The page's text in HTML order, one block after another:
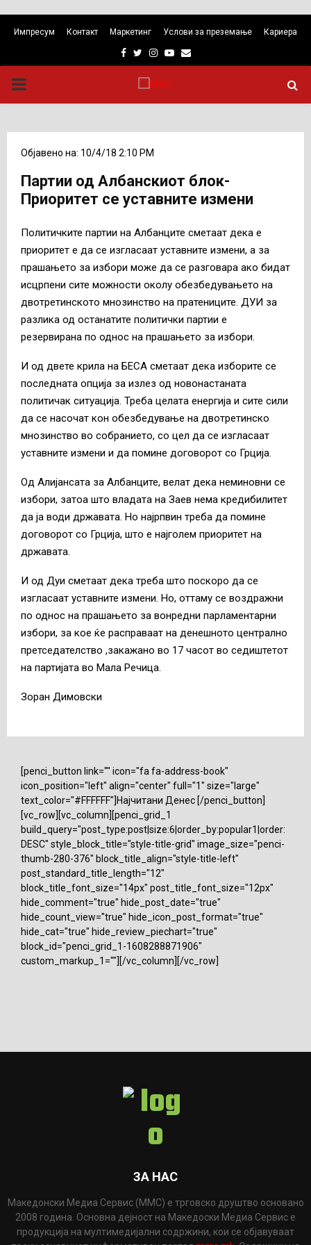
Импресум Контакт Маркетинг Услови за преземање Кариера
Facebook
TwitterInstagram
Youtube
Email
PRIMARY
Објавено на: 10/4/18 2:10 PM
Партии од Албанскиот блок-
Приоритет се уставните измени
Политичките партии на Албанците сметаат дека е
приоритет е да се изгласаат уставните измени, а за
прашањето за избори може да се разговара ако бидат
исцрпени сите можности околу обезбедувањето на
двотретинското мнозинство на пратениците. ДУИ за
разлика од останатите политички партии е
резервирана по однос на прашањето за избори.
И од двете крила на БЕСА сметаат дека изборите се
последната опција за излез од новонастаната
политичак ситуација. Треба целата енергија и сите сили
да се насочат кон обезбедување на двотретинско
мнозинство во собранието, со цел да се изгласаат
уставните измени и да помине договорот со Грција.
Од Алијансата за Албанците, велат дека неминовни се
избори, затоа што владата на Заев нема кредибилитет
да ја води државата. Но најрпвин треба да помине
договорот со Грција, што е најголем приоритет на
државата.
И од Дуи сметаат дека треба што поскоро да се
изгласаат уставните измени. Но, оттаму се воздражни
по однос на прашањето за вонредни парламентарни
избори, за кое ќе расправаат на денешното централно
претседателство ,закажано во 17 часот во седиштетот
на партијата во Мала Речица.
Зоран Димовски
[penci_button link="" icon="fa fa-address-book"
icon_position="left" align="center" full="1" size="large"
text_color="#FFFFFF"]Најчитани Денес [/penci_button]
[vc_row][vc_column][penci_grid_1
build_query="post_type:post|size:6|order_by:popular1|order:
DESC" style_block_title="style-title-grid" image_size="penci-
thumb-280-376" block_title_align="style-title-left"
post_standard_title_length="12"
block_title_font_size="14px" post_title_font_size="12px"
hide_comment="true" hide_post_date="true"
hide_count_view="true" hide_icon_post_format="true"
hide_cat="true" hide_review_piechart="true"
block_id="penci_grid_1-1608288871906"
custom_markup_1=""][/vc_column][/vc_row]
ЗА НАС
Македонски Медиа Сервис (ММС) е трговско друштво основано
2008 година. Основна дејност на Македоски Медиа Сервис е
продукција на мултимедијални содржини, кои се објавуваат